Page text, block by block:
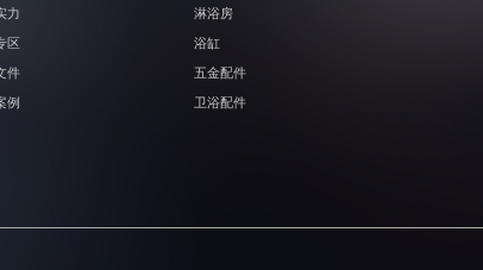
力
区
件
例
淋浴房
浴缸
五金配件
卫浴配件